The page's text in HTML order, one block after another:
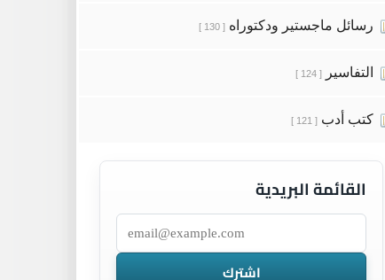
رسائل ماجستير ودكتوراه [ 130 ]
التفاسير [ 124 ]
كتب أدب [ 121 ]
القائمة البريدية